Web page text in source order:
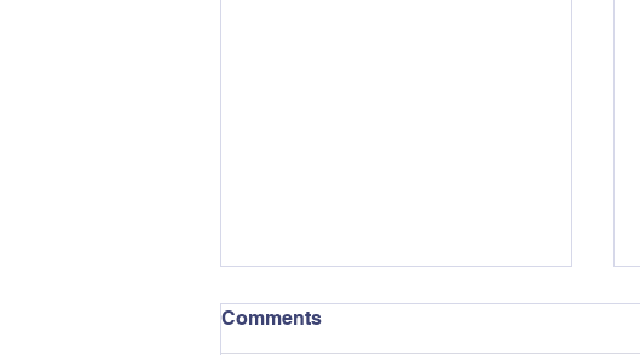
Comments